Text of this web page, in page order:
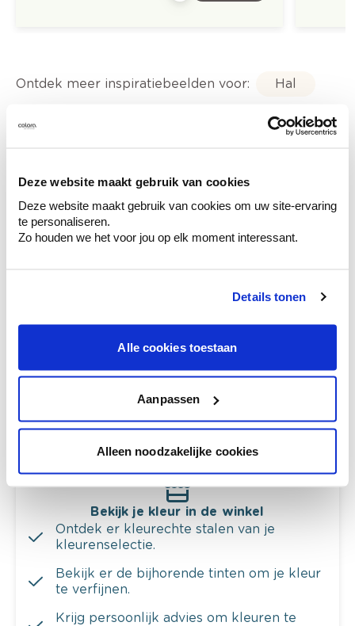
Deze website maakt gebruik van cookies
Deze website maakt gebruik van cookies om uw site-ervaring
te personaliseren.
Zo houden we het voor jou op elk moment interessant.
Details tonen
Alle cookies toestaan
Aanpassen
Alleen noodzakelijke cookies
Ontdek meer inspiratiebeelden voor: Hal
Trendkleuren-2022
Kleuradvies aan huis
ruimtes.
en je meubels.
Krijg ineens een technologische check-up
van je muren.
Bekijk je kleur in de winkel
Ontdek er kleurechte stalen van je
kleurenselectie.
Bekijk er de bijhorende tinten om je kleur
te verfijnen.
Krijg persoonlijk advies om kleuren te